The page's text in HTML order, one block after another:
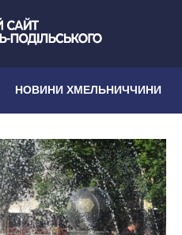
НОВИНИ ХМЕЛЬНИЧЧИНИ